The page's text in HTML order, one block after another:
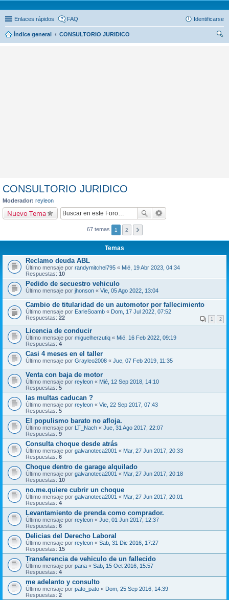
Enlaces rápidos FAQ Identificarse
Índice general
CONSULTORIO JURIDICO
CONSULTORIO JURIDICO
Moderador: reyleon
Nuevo Tema
67 temas 1 2
Temas
Reclamo deuda ABL
Último mensaje por randymitchel795 « Mié, 19 Abr 2023, 04:34
Respuestas: 10
Pedido de secuestro vehiculo
Último mensaje por jhonson « Vie, 05 Ago 2022, 13:04
Cambio de titularidad de un automotor por fallecimiento
Último mensaje por EarleSoamb « Dom, 17 Jul 2022, 07:52
Respuestas: 22 1 2
Licencia de conducir
Último mensaje por miguelherzutiq « Mié, 16 Feb 2022, 09:19
Respuestas: 4
Casi 4 meses en el taller
Último mensaje por Grayleo2008 « Jue, 07 Feb 2019, 11:35
Venta con baja de motor
Último mensaje por reyleon « Mié, 12 Sep 2018, 14:10
Respuestas: 5
las multas caducan ?
Último mensaje por reyleon « Vie, 22 Sep 2017, 07:43
Respuestas: 5
El populismo barato no afloja.
Último mensaje por LT_Nach « Jue, 31 Ago 2017, 22:07
Respuestas: 9
Consulta choque desde atrás
Último mensaje por galvanoteca2001 « Mar, 27 Jun 2017, 20:33
Respuestas: 6
Choque dentro de garage alquilado
Último mensaje por galvanoteca2001 « Mar, 27 Jun 2017, 20:18
Respuestas: 10
no.me.quiere cubrir un choque
Último mensaje por galvanoteca2001 « Mar, 27 Jun 2017, 20:01
Respuestas: 4
Levantamiento de prenda como comprador.
Último mensaje por reyleon « Jue, 01 Jun 2017, 12:37
Respuestas: 6
Delicias del Derecho Laboral
Último mensaje por reyleon « Sab, 31 Dic 2016, 17:27
Respuestas: 15
Transferencia de vehiculo de un fallecido
Último mensaje por pana « Sab, 15 Oct 2016, 15:57
Respuestas: 4
me adelanto y consulto
Último mensaje por pato_pato « Dom, 25 Sep 2016, 14:39
Respuestas: 2